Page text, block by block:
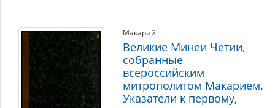
Макарий
Великие Минеи Четии,
собранные
всероссийским
митрополитом Макарием.
Указатели к первому,